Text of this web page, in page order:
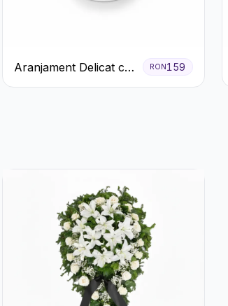
Aranjament Delicat cu
3 Trandafiri Roz în
RON159